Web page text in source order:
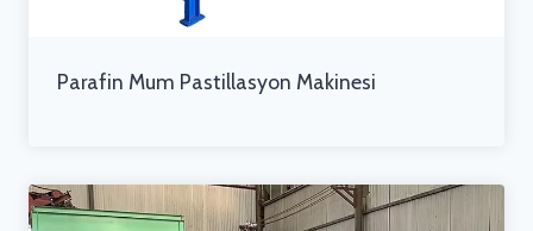
Parafin Mum Pastillasyon Makinesi